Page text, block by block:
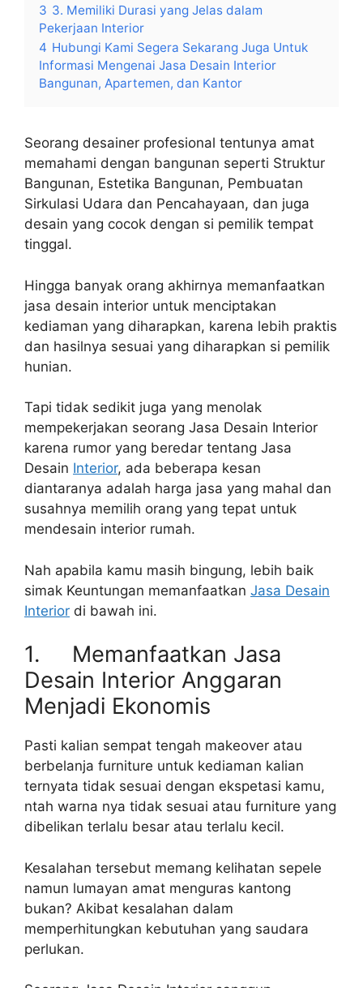
3 3. Memiliki Durasi yang Jelas dalam
Pekerjaan Interior
4 Hubungi Kami Segera Sekarang Juga Untuk
Informasi Mengenai Jasa Desain Interior
Bangunan, Apartemen, dan Kantor
Seorang desainer profesional tentunya amat
memahami dengan bangunan seperti Struktur
Bangunan, Estetika Bangunan, Pembuatan
Sirkulasi Udara dan Pencahayaan, dan juga
desain yang cocok dengan si pemilik tempat
tinggal.
Hingga banyak orang akhirnya memanfaatkan
jasa desain interior untuk menciptakan
kediaman yang diharapkan, karena lebih praktis
dan hasilnya sesuai yang diharapkan si pemilik
hunian.
Tapi tidak sedikit juga yang menolak
mempekerjakan seorang Jasa Desain Interior
karena rumor yang beredar tentang Jasa
Desain Interior, ada beberapa kesan
diantaranya adalah harga jasa yang mahal dan
susahnya memilih orang yang tepat untuk
mendesain interior rumah.
Nah apabila kamu masih bingung, lebih baik
simak Keuntungan memanfaatkan Jasa Desain
Interior di bawah ini.
1. Memanfaatkan Jasa
Desain Interior Anggaran
Menjadi Ekonomis
Pasti kalian sempat tengah makeover atau
berbelanja furniture untuk kediaman kalian
ternyata tidak sesuai dengan ekspetasi kamu,
ntah warna nya tidak sesuai atau furniture yang
dibelikan terlalu besar atau terlalu kecil.
Kesalahan tersebut memang kelihatan sepele
namun lumayan amat menguras kantong
bukan? Akibat kesalahan dalam
memperhitungkan kebutuhan yang saudara
perlukan.